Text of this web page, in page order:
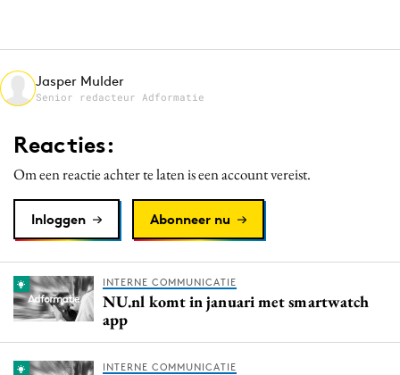
Martech
Media
PR
Programmatic
Purpose Marketing
Reputatie & crisis
Jasper Mulder
Senior redacteur Adformatie
Reacties:
Om een reactie achter te laten is een account vereist.
Inloggen Abonneer nu
INTERNE COMMUNICATIE
NU.nl komt in januari met smartwatch
app
INTERNE COMMUNICATIE